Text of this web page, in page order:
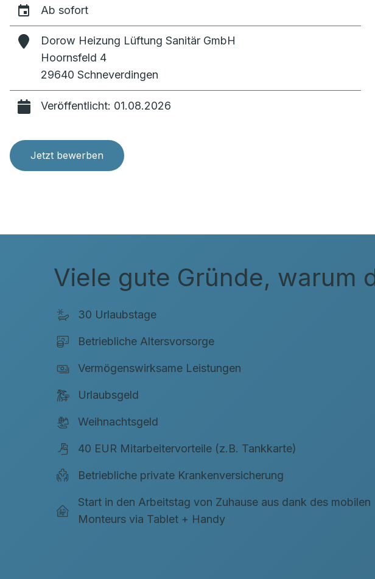
Ab sofort
Dorow Heizung Lüftung Sanitär GmbH
Hoornsfeld 4
29640 Schneverdingen
Veröffentlicht: 01.08.2026
Jetzt bewerben
Viele gute Gründe, warum
30 Urlaubstage
Betriebliche Altersvorsorge
Vermögenswirksame Leistungen
Urlaubsgeld
Weihnachtsgeld
40 EUR Mitarbeitervorteile (z.B. Tankkarte)
Betriebliche private Krankenversicherung
Start in den Arbeitstag von Zuhause aus dank des mobilen
Monteurs via Tablet + Handy